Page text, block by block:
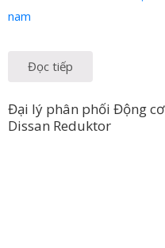
Đọc tiếp
Đại lý phân phối Động cơ
Dissan Reduktor